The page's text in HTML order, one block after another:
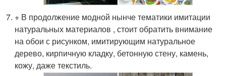
+ В продолжение модной нынче тематики имитации
натуральных материалов , стоит обратить внимание
на обои с рисунком, имитирующим натуральное
дерево, кирпичную кладку, бетонную стену, камень,
кожу, даже текстиль.